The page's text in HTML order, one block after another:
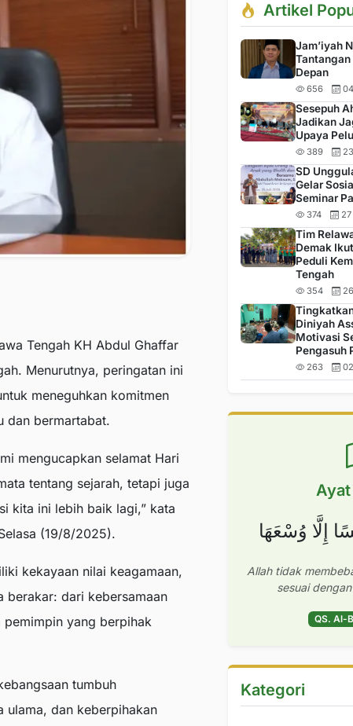
Tengah KH Abdul Ghaffar
Menurutnya, peringatan ini
meneguhkan komitmen
dan bermartabat.
mengucapkan selamat Hari
tentang sejarah, tetapi juga
kita ini lebih baik lagi,” kata
(19/8/2025).
kekayaan nilai keagamaan,
berakar: dari kebersamaan
pemimpin yang berpihak
tumbuh
ulama, dan keberpihakan
Artikel
Jam’iyah
Tantangan
Depan
656
Sesepuh
Jadikan
Upaya
389
SD
Gelar
Seminar
374
Tim
Demak
Peduli
Tengah
354
Diniyah
Motivasi
Pengasuh
263
إِلَّا وُسْعَهَا
Allah tidak
sesuai
QS. Al-
Kategori